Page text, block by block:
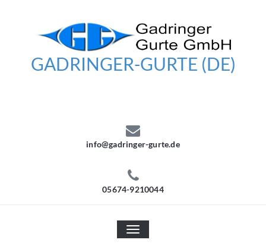
GADRINGER-GURTE (DE)
info@gadringer-gurte.de
05674-9210044
TOGGLE
NAVIGATION